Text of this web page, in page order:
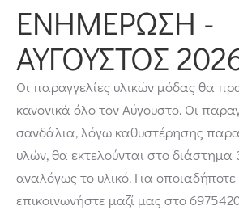
ΕΝΗΜΈΡΩΣΗ -
ΑΎΓΟΥΣΤΟΣ
Οι παραγγελίες υλικών μόδας θα
κανονικά όλο τον Αύγουστο. Οι
σανδάλια, λόγω καθυστέρησης
υλών, θα εκτελούνται στο διάστημα
αναλόγως το υλικό. Για
επικοινωνήστε μαζί μας στο